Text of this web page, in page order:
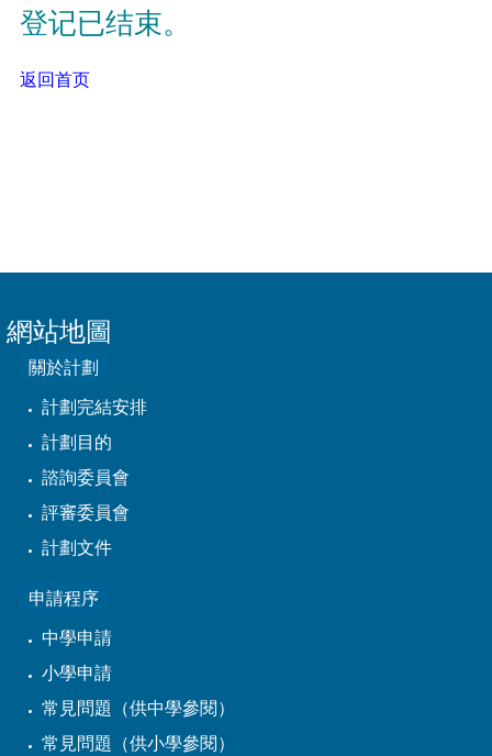
登记已结束。
返回首页
網站地圖
關於計劃
計劃完結安排
計劃目的
諮詢委員會
評審委員會
計劃文件
申請程序
中學申請
小學申請
常見問題（供中學參閱）
常見問題（供小學參閱）